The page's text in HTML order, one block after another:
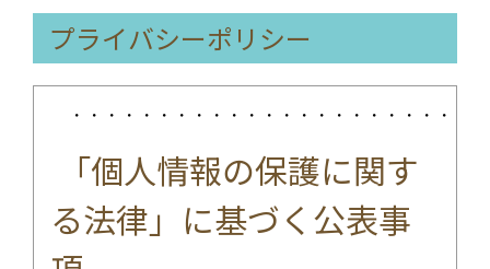
プライバシーポリシー
・・・・・・・・・・・・・・・・・・・・・・・
「個人情報の保護に関す
る法律」に基づく公表事